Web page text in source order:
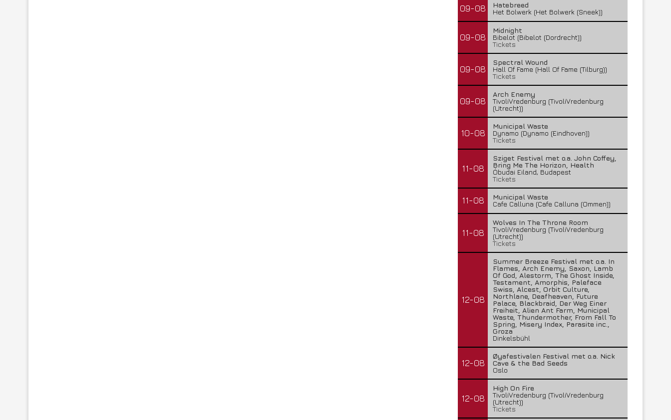
09-08
Hatebreed
Het Bolwerk (Het Bolwerk (Sneek))
09-08
Midnight
Bibelot (Bibelot (Dordrecht))
Tickets
09-08
Spectral Wound
Hall Of Fame (Hall Of Fame (Tilburg))
Tickets
09-08
Arch Enemy
TivoliVredenburg (TivoliVredenburg
(Utrecht))
10-08
Municipal Waste
Dynamo (Dynamo (Eindhoven))
Tickets
11-08
Sziget Festival met o.a. John Coffey,
Bring Me The Horizon, Health
Óbudai Eiland, Budapest
Tickets
11-08
Municipal Waste
Cafe Calluna (Cafe Calluna (Ommen))
11-08
Wolves In The Throne Room
TivoliVredenburg (TivoliVredenburg
(Utrecht))
Tickets
12-08
Summer Breeze Festival met o.a. In
Flames, Arch Enemy, Saxon, Lamb
Of God, Alestorm, The Ghost Inside,
Testament, Amorphis, Paleface
Swiss, Alcest, Orbit Culture,
Northlane, Deafheaven, Future
Palace, Blackbraid, Der Weg Einer
Freiheit, Alien Ant Farm, Municipal
Waste, Thundermother, From Fall To
Spring, Misery Index, Parasite inc.,
Groza
Dinkelsbühl
12-08
Øyafestivalen Festival met o.a. Nick
Cave & the Bad Seeds
Oslo
12-08
High On Fire
TivoliVredenburg (TivoliVredenburg
(Utrecht))
Tickets